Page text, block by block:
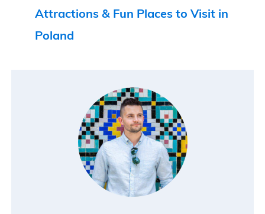
Attractions & Fun Places to Visit in
Poland